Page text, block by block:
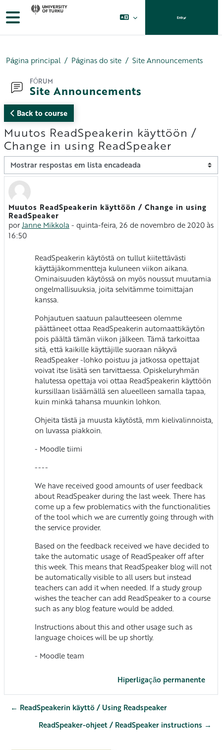
Ir para o conteúdo principal
Painel lateral Entrar
Página principal Páginas do site Site Announcements
FÓRUM
Site Announcements
Back to course
Muutos ReadSpeakerin käyttöön /
Change in using ReadSpeaker
Modo de visualização
Muutos ReadSpeakerin käyttöön / Change in using
ReadSpeaker
porJanne Mikkola - quinta-feira, 26 de novembro de 2020 às
16:50
Número de respostas: 0
ReadSpeakerin käytöstä on tullut kiitettävästi
käyttäjäkommentteja kuluneen viikon aikana.
Ominaisuuden käytössä on myös noussut muutamia
ongelmallisuuksia, joita selvitämme toimittajan
kanssa.
Pohjautuen saatuun palautteeseen olemme
päättäneet ottaa ReadSpeakerin automaattikäytön
pois päältä tämän viikon jälkeen. Tämä tarkoittaa
sitä, että kaikille käyttäjille suoraan näkyvä
ReadSpeaker -lohko poistuu ja jatkossa opettajat
voivat itse lisätä sen tarvittaessa. Opiskeluryhmän
halutessa opettaja voi ottaa ReadSpeakerin käyttöön
kurssillaan lisäämällä sen alueelleen samalla tapaa,
kuin minkä tahansa muunkin lohkon.
Ohjeita tästä ja muusta käytöstä, mm kielivalinnoista,
on luvassa piakkoin.
- Moodle tiimi
----
We have received good amounts of user feedback
about ReadSpeaker during the last week. There has
come up a few problematics with the functionalities
of the tool which we are currently going through with
the service provider.
Based on the feedback received we have decided to
take the automatic usage of ReadSpeaker off after
this week. This means that ReadSpeaker blog will not
be automatically visible to all users but instead
teachers can add it when needed. If a study group
wishes the teacher can add ReadSpeaker to a course
such as any blog feature would be added.
Instructions about this and other usage such as
language choices will be up shortly.
- Moodle team
Hiperligação permanente
← ReadSpeakerin käyttö / Using Readspeaker
ReadSpeaker-ohjeet / ReadSpeaker instructions →